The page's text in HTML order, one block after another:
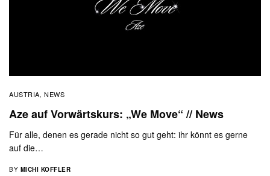
AUSTRIA, NEWS
Aze auf Vorwärtskurs: „We Move“ // News
Für alle, denen es gerade nicht so gut geht: ihr könnt es gerne
auf die…
BY MICHI KOFFLER